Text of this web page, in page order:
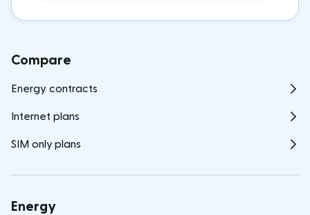
Compare
Energy contracts
Internet plans
SIM only plans
Energy